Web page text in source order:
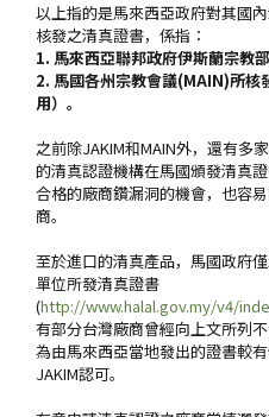
以上指的是馬來西亞政府對其國
核發之清真證書，係指：
1. 馬來西亞聯邦政府伊斯蘭宗教
2. 馬國各州宗教會議(MAIN)所
用）。
之前除JAKIM和MAIN外，還有多
的清真認證機構在馬國頒發清真
合格的廠商鑽漏洞的機會，也容
商。
至於進口的清真產品，馬國政府
單位所發清真證書
(http://www.halal.gov.my/v4/
有部分台灣廠商曾經向上文所列
為由馬來西亞當地發出的證書較
JAKIM認可。